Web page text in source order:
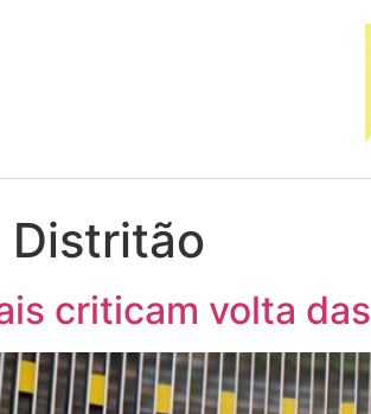
Distritão
criticam volta